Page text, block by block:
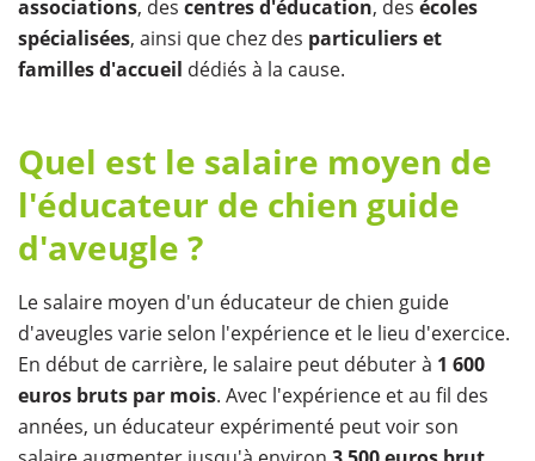
associations, des centres d'éducation, des écoles
spécialisées, ainsi que chez des particuliers et
familles d'accueil dédiés à la cause.
Quel est le salaire moyen de
l'éducateur de chien guide
d'aveugle ?
Le salaire moyen d'un éducateur de chien guide
d'aveugles varie selon l'expérience et le lieu d'exercice.
En début de carrière, le salaire peut débuter à 1 600
euros bruts par mois. Avec l'expérience et au fil des
années, un éducateur expérimenté peut voir son